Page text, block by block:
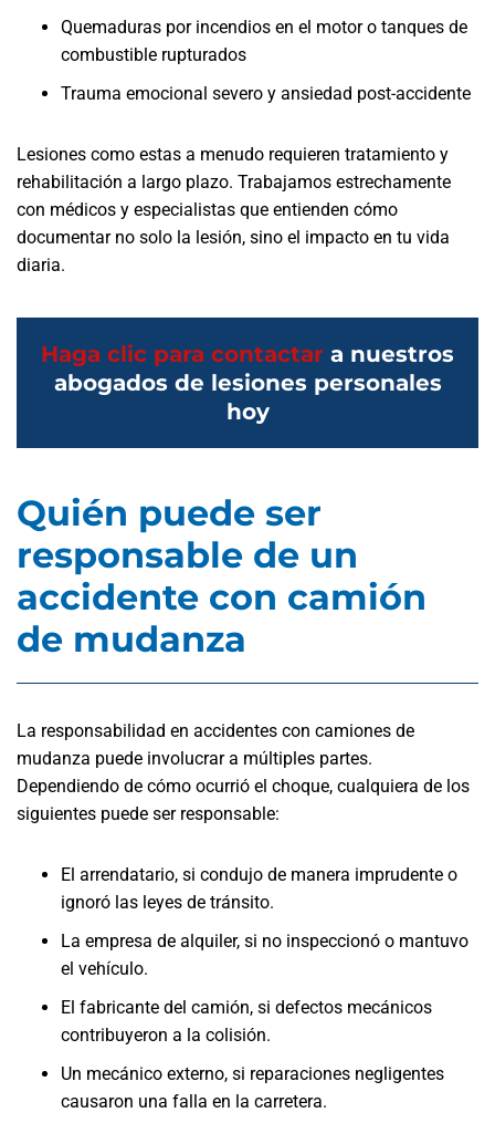
Quemaduras por incendios en el motor o tanques de
combustible rupturados
Trauma emocional severo y ansiedad post-accidente
Lesiones como estas a menudo requieren tratamiento y
rehabilitación a largo plazo. Trabajamos estrechamente
con médicos y especialistas que entienden cómo
documentar no solo la lesión, sino el impacto en tu vida
diaria.
Haga clic para contactar a nuestros
abogados de lesiones personales
hoy
Quién puede ser
responsable de un
accidente con camión
de mudanza
La responsabilidad en accidentes con camiones de
mudanza puede involucrar a múltiples partes.
Dependiendo de cómo ocurrió el choque, cualquiera de los
siguientes puede ser responsable:
El arrendatario, si condujo de manera imprudente o
ignoró las leyes de tránsito.
La empresa de alquiler, si no inspeccionó o mantuvo
el vehículo.
El fabricante del camión, si defectos mecánicos
contribuyeron a la colisión.
Un mecánico externo, si reparaciones negligentes
causaron una falla en la carretera.